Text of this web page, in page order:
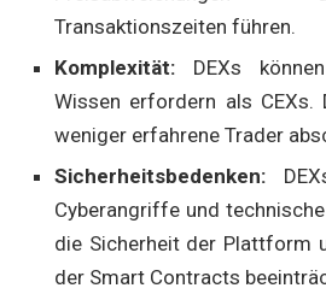
Transaktionszeiten führen.
Komplexität: DEXs
Wissen erfordern als CEXs.
weniger erfahrene Trader
Sicherheitsbedenken:
Cyberangriffe und
die Sicherheit der Plattform
der Smart Contracts